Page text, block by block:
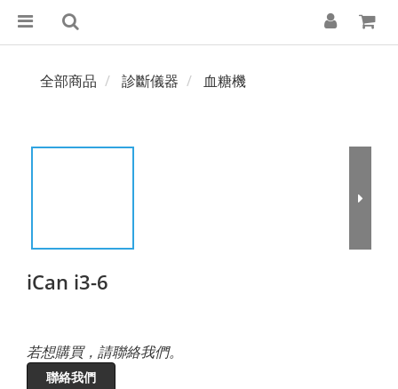
全部商品 診斷儀器 血糖機
iCan i3-6
若想購買，請聯絡我們。
聯絡我們